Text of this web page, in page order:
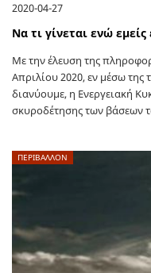
2020-04-27
Να τι γίνεται ενώ
Με την έλευση της
Απριλίου 2020, εν μέσω της
διανύουμε, η Ενεργειακή
σκυροδέτησης των βάσεων
ΠΕΡΙΒΑΛΛΟΝ